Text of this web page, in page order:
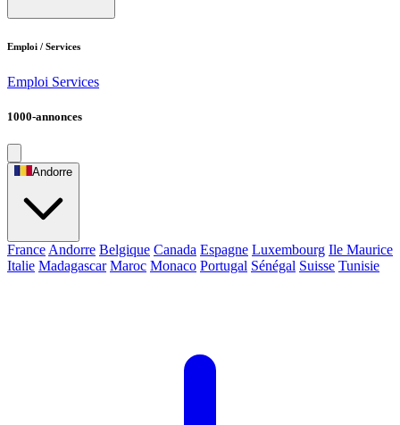
Emploi / Services
Emploi Services
1000-annonces
Andorre
France Andorre Belgique Canada Espagne Luxembourg Ile Maurice
Italie Madagascar Maroc Monaco Portugal Sénégal Suisse Tunisie